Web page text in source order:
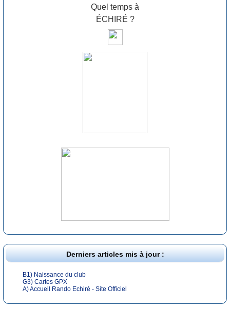
Quel temps à
ÉCHIRÉ ?
Derniers articles mis à jour :
B1) Naissance du club
G3) Cartes GPX
A) Accueil Rando Echiré - Site Officiel